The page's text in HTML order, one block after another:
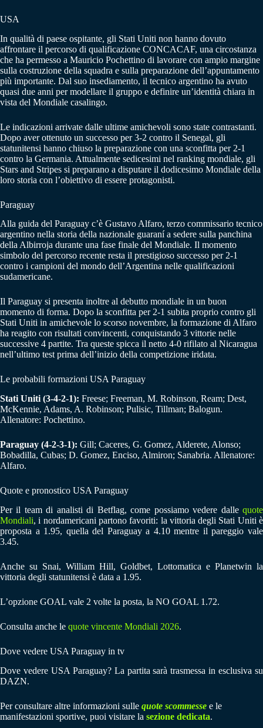
USA
In qualità di paese ospitante, gli Stati Uniti non hanno dovuto
affrontare il percorso di qualificazione CONCACAF, una circostanza
che ha permesso a Mauricio Pochettino di lavorare con ampio margine
sulla costruzione della squadra e sulla preparazione dell’appuntamento
più importante. Dal suo insediamento, il tecnico argentino ha avuto
quasi due anni per modellare il gruppo e definire un’identità chiara in
vista del Mondiale casalingo.
Le indicazioni arrivate dalle ultime amichevoli sono state contrastanti.
Dopo aver ottenuto un successo per 3-2 contro il Senegal, gli
statunitensi hanno chiuso la preparazione con una sconfitta per 2-1
contro la Germania. Attualmente sedicesimi nel ranking mondiale, gli
Stars and Stripes si preparano a disputare il dodicesimo Mondiale della
loro storia con l’obiettivo di essere protagonisti.
Paraguay
Alla guida del Paraguay c’è Gustavo Alfaro, terzo commissario tecnico
argentino nella storia della nazionale guaraní a sedere sulla panchina
della Albirroja durante una fase finale del Mondiale. Il momento
simbolo del percorso recente resta il prestigioso successo per 2-1
contro i campioni del mondo dell’Argentina nelle qualificazioni
sudamericane.
Il Paraguay si presenta inoltre al debutto mondiale in un buon
momento di forma. Dopo la sconfitta per 2-1 subita proprio contro gli
Stati Uniti in amichevole lo scorso novembre, la formazione di Alfaro
ha reagito con risultati convincenti, conquistando 3 vittorie nelle
successive 4 partite. Tra queste spicca il netto 4-0 rifilato al Nicaragua
nell’ultimo test prima dell’inizio della competizione iridata.
Le probabili formazioni USA Paraguay
Stati Uniti (3-4-2-1): Freese; Freeman, M. Robinson, Ream; Dest,
McKennie, Adams, A. Robinson; Pulisic, Tillman; Balogun.
Allenatore: Pochettino.
Paraguay (4-2-3-1): Gill; Caceres, G. Gomez, Alderete, Alonso;
Bobadilla, Cubas; D. Gomez, Enciso, Almiron; Sanabria. Allenatore:
Alfaro.
Quote e pronostico USA Paraguay
Per il team di analisti di Betflag, come possiamo vedere dalle quote
Mondiali, i nordamericani partono favoriti: la vittoria degli Stati Uniti è
proposta a 1.95, quella del Paraguay a 4.10 mentre il pareggio vale
3.45.
Anche su Snai, William Hill, Goldbet, Lottomatica e Planetwin la
vittoria degli statunitensi è data a 1.95.
L’opzione GOAL vale 2 volte la posta, la NO GOAL 1.72.
Consulta anche le quote vincente Mondiali 2026.
Dove vedere USA Paraguay in tv
Dove vedere USA Paraguay? La partita sarà trasmessa in esclusiva su
DAZN.
Per consultare altre informazioni sulle quote scommesse e le
manifestazioni sportive, puoi visitare la sezione dedicata.